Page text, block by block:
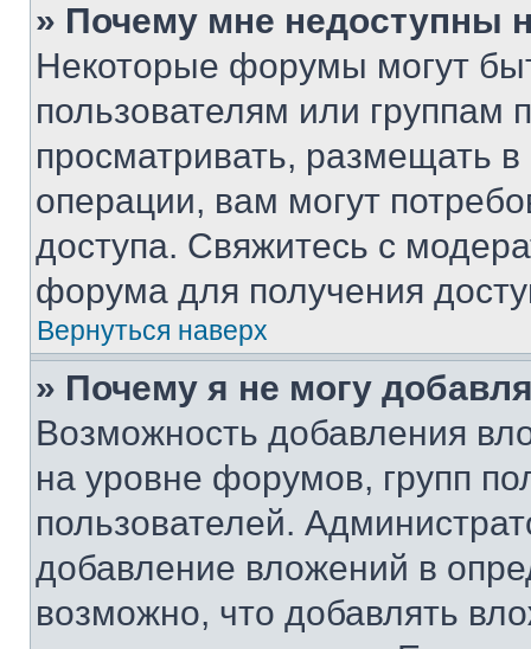
» Почему мне недоступны
Некоторые форумы могут
пользователям или группам
просматривать, размещать
операции, вам могут
доступа. Свяжитесь с
форума для получения
Вернуться наверх
» Почему я не могу
Возможность добавления
на уровне форумов, групп
пользователей.
добавление вложений в
возможно, что добавлять